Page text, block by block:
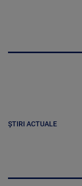
ȘTIRI ACTUALE